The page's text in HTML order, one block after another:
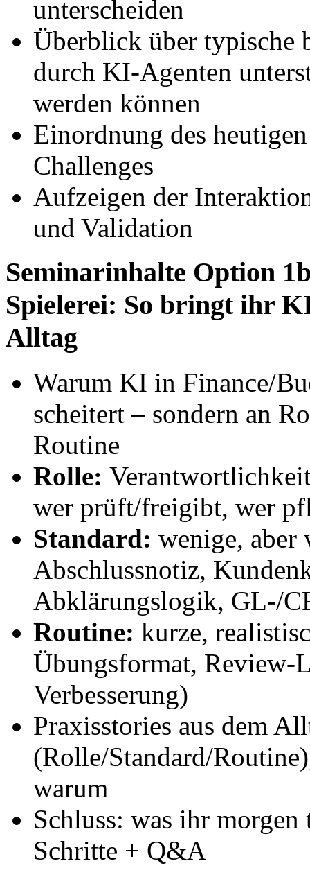
unterscheiden
Überblick über typische
durch KI-Agenten
werden können
Einordnung des
Challenges
Aufzeigen der
und Validation
Seminarinhalte Option
Spielerei: So bringt ihr
Alltag
Warum KI in Finance/
scheitert – sondern an
Routine
Rolle:
wer prüft/freigibt, wer
Standard: wenige, aber
Abschlussnotiz,
Abklärungslogik, GL-/
Routine: kurze,
Übungsformat,
Verbesserung)
Praxisstories aus dem
(Rolle/Standard/
warum
Schluss: was ihr
Schritte + Q&A